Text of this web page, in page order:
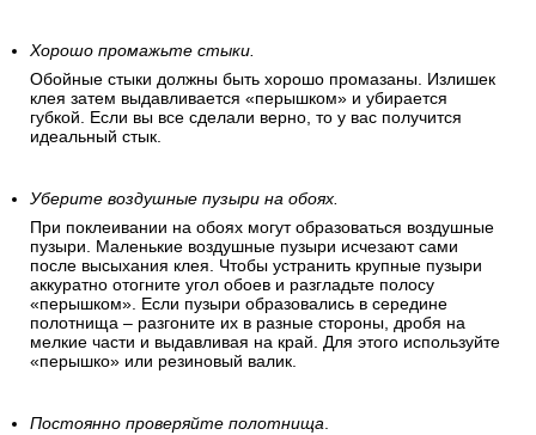
Хорошо промажьте стыки.
Обойные стыки должны быть хорошо промазаны. Излишек
клея затем выдавливается «перышком» и убирается
губкой. Если вы все сделали верно, то у вас получится
идеальный стык.
Уберите воздушные пузыри на обоях.
При поклеивании на обоях могут образоваться воздушные
пузыри. Маленькие воздушные пузыри исчезают сами
после высыхания клея. Чтобы устранить крупные пузыри
аккуратно отогните угол обоев и разгладьте полосу
«перышком». Если пузыри образовались в середине
полотнища – разгоните их в разные стороны, дробя на
мелкие части и выдавливая на край. Для этого используйте
«перышко» или резиновый валик.
Постоянно проверяйте полотнища.